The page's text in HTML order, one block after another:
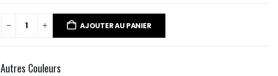
AJOUTER AU PANIER
Autres Couleurs